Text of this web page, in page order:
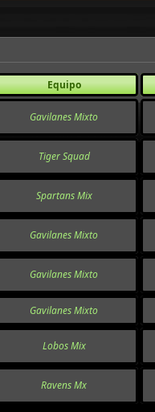
Equipo
Gavilanes Mixto
Tiger Squad
Spartans Mix
Gavilanes Mixto
Gavilanes Mixto
Gavilanes Mixto
Lobos Mix
Ravens Mx